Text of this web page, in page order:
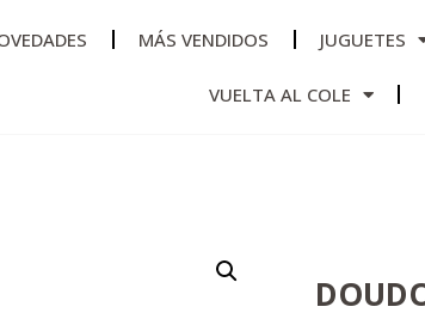
MÁS VENDIDOS JUGUETES
VUELTA AL COLE